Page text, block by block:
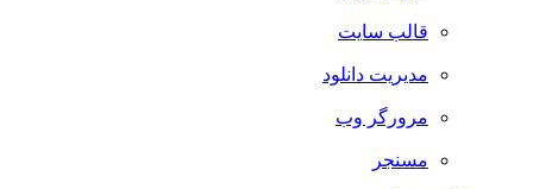
قالب سایت
مدیریت دانلود
مرورگر وب
مسنجر